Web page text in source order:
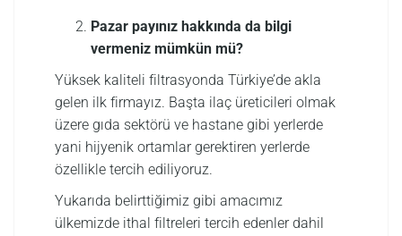
Pazar payınız hakkında da bilgi
vermeniz mümkün mü?
Yüksek kaliteli filtrasyonda Türkiye’de akla
gelen ilk firmayız. Başta ilaç üreticileri olmak
üzere gıda sektörü ve hastane gibi yerlerde
yani hijyenik ortamlar gerektiren yerlerde
özellikle tercih ediliyoruz.
Yukarıda belirttiğimiz gibi amacımız
ülkemizde ithal filtreleri tercih edenler dahil